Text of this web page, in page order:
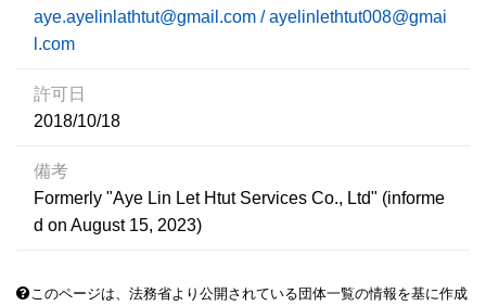
aye.ayelinlathtut@gmail.com / ayelinlethtut008@gmai
l.com
許可日
2018/10/18
備考
Formerly "Aye Lin Let Htut Services Co., Ltd" (informe
d on August 15, 2023)
このページは、法務省より公開されている団体一覧の情報を基に作成